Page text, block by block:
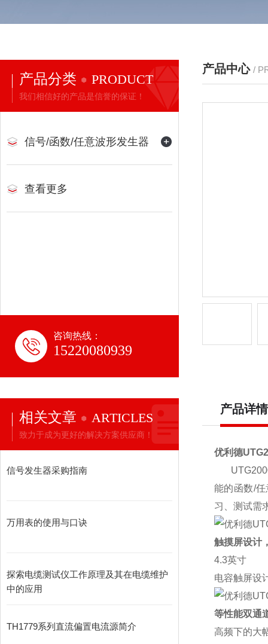
产品分类 PRODUCT
我们相信好的产品是信誉的保证！
信号/函数/任意波形发生器
查看更多
咨询热线：
15220080939
相关文章 ARTICLES
致力于成为更好的解决方案供应商！
信号发生器采购指南
万用表的使用与口诀
探索电缆测试仪工作原理及其在电缆维护
中的应用
TH1779系列直流偏置电流源简介
产品中心 /
产品详情
优利德
能的函数/任
习、测试需
触摸屏设计
4.3英寸
电容触屏设
等性能双通
高频下的大